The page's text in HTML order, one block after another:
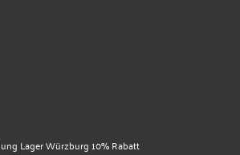
Lager Würzburg 10% Rabatt